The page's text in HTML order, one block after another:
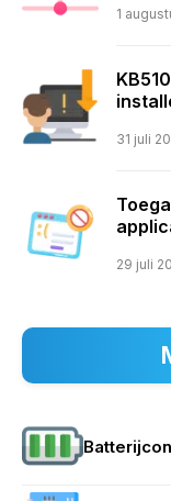
1
31 juli
29 juli